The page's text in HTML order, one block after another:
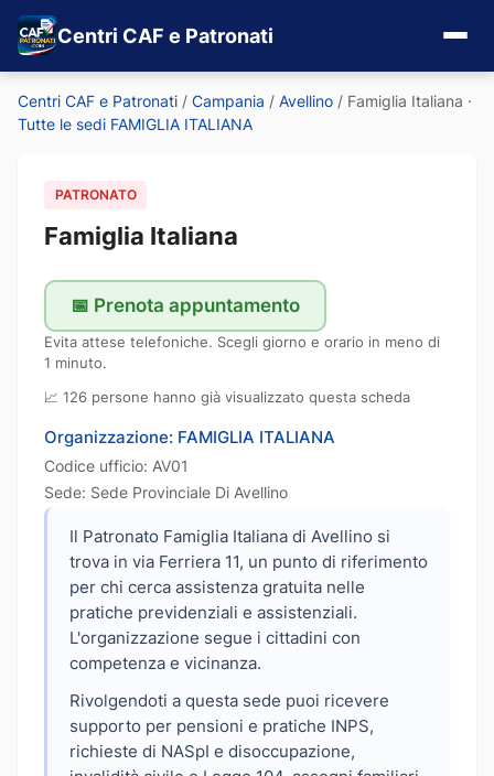
Centri CAF e Patronati
Centri CAF e Patronati / Campania / Avellino / Famiglia Italiana ·
Tutte le sedi FAMIGLIA ITALIANA
PATRONATO
Famiglia Italiana
📅 Prenota appuntamento
Evita attese telefoniche. Scegli giorno e orario in meno di
1 minuto.
📈 126 persone hanno già visualizzato questa scheda
Organizzazione: FAMIGLIA ITALIANA
Codice ufficio: AV01
Sede: Sede Provinciale Di Avellino
Il Patronato Famiglia Italiana di Avellino si
trova in via Ferriera 11, un punto di riferimento
per chi cerca assistenza gratuita nelle
pratiche previdenziali e assistenziali.
L'organizzazione segue i cittadini con
competenza e vicinanza.
Rivolgendoti a questa sede puoi ricevere
supporto per pensioni e pratiche INPS,
richieste di NASpI e disoccupazione,